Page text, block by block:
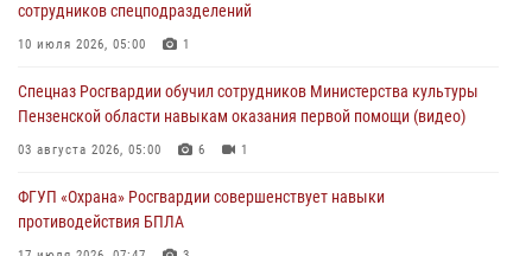
В Управлении Росгвардии по Пензенской области подвели итоги
работы за первое полугодие 2026 года
сотрудников спецподразделений
10 июля 2026, 05:00 1
Спецназ Росгвардии обучил сотрудников Министерства культуры
Пензенской области навыкам оказания первой помощи (видео)
03 августа 2026, 05:00 6 1
ФГУП «Охрана» Росгвардии совершенствует навыки
противодействия БПЛА